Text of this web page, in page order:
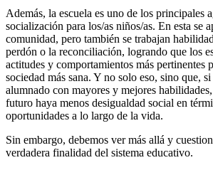
Además, la escuela es uno de los principales
socialización para los/as niños/as. En esta se
comunidad, pero también se trabajan
perdón o la reconciliación, logrando que los
actitudes y comportamientos más pertinentes
sociedad más sana. Y no solo eso, sino que,
alumnado con mayores y mejores
futuro haya menos desigualdad social en
oportunidades a lo largo de la vida.
Sin embargo, debemos ver más allá y
verdadera finalidad del sistema educativo.